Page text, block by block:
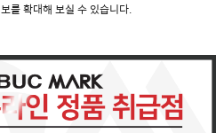
를 확대해 보실 수 있습니다.